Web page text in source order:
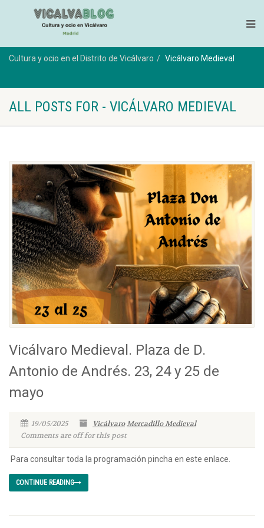
Cultura y ocio en el Distrito de Vicálvaro Vicálvaro Medieval
ALL POSTS FOR - VICÁLVARO MEDIEVAL
Vicálvaro Medieval. Plaza de D.
Antonio de Andrés. 23, 24 y 25 de
mayo
19/05/2025 VicálvaroMercadillo Medieval
Comments are off for this post
Para consultar toda la programación pincha en este enlace.
CONTINUE READING